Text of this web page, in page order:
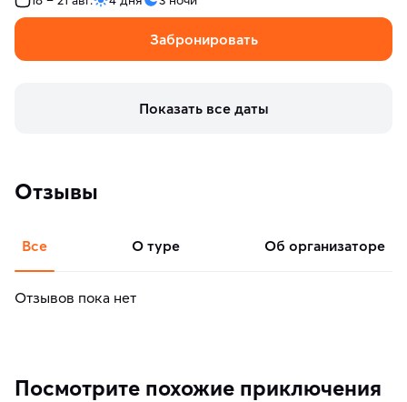
Забронировать
Показать все даты
Отзывы
Все о туре об организаторе
Отзывов пока нет
Посмотрите похожие приключения